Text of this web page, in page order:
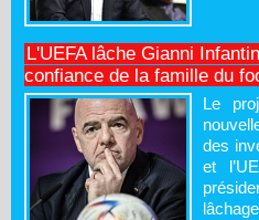
L'UEFA lâche Gianni
confiance de la famille du
Le
des
et